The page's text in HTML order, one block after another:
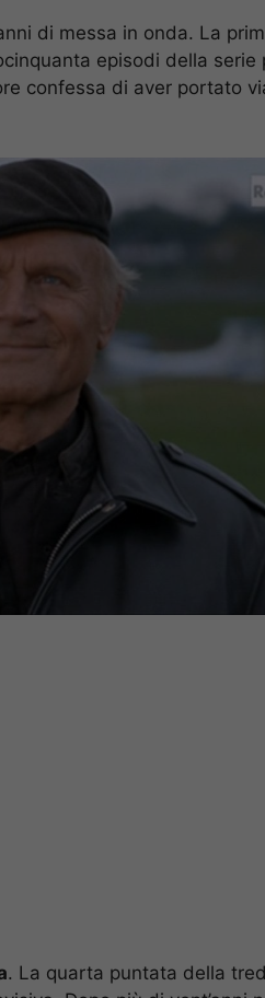
di messa in onda. La
episodi della serie
confessa di aver portato
. La quarta puntata della